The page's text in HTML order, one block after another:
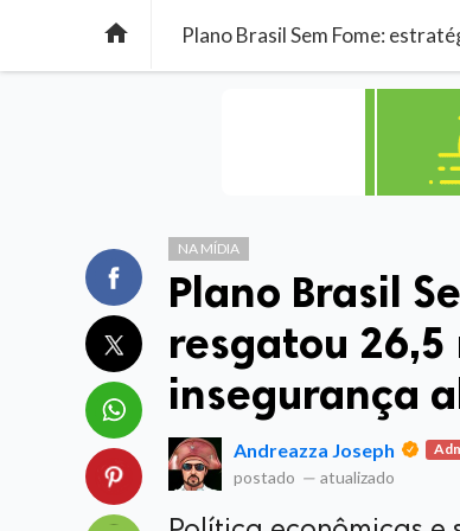

NA MÍDIA
Plano Brasil
resgatou 26,5
insegurança
Andreazza Joseph
postado — atualizado